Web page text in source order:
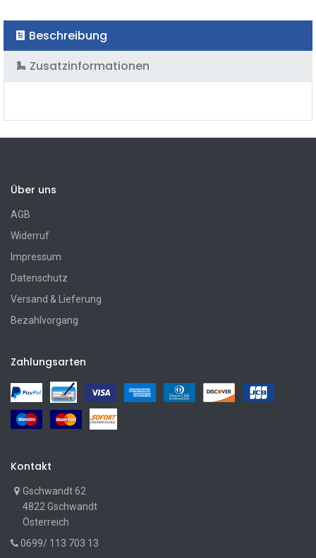
Beschreibung
Zusatzinformationen
Über uns
AGB
Widerruf
Impressum
Datenschutz
Versand & Lieferung
Bezahlvorgang
Zahlungsarten
Kontakt
Gschwandt 62
4822 Gschwandt
Österreich
0699/ 113 703 13